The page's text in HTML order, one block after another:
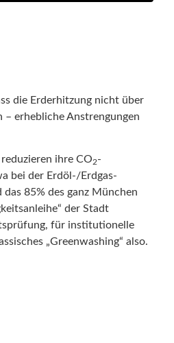
die Erderhitzung nicht über
erhebliche Anstrengungen
ihre CO2-
bei der Erdöl-/Erdgas-
85% des ganz München
der Stadt
für institutionelle
„Greenwashing“ also.